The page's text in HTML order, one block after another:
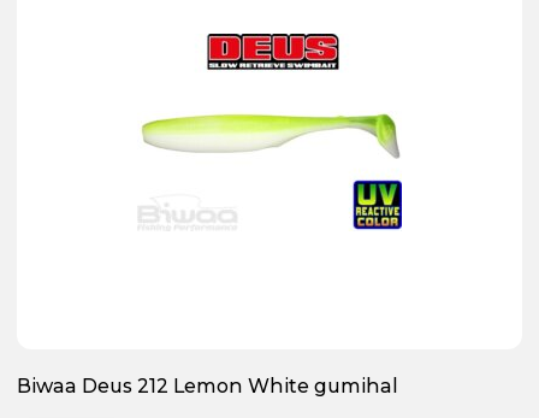
Biwaa Deus 212 Lemon White gumihal